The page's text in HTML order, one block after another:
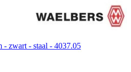
- zwart - staal - 4037.05